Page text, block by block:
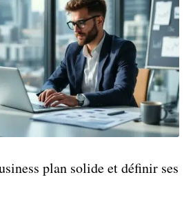
plan solide et définir ses